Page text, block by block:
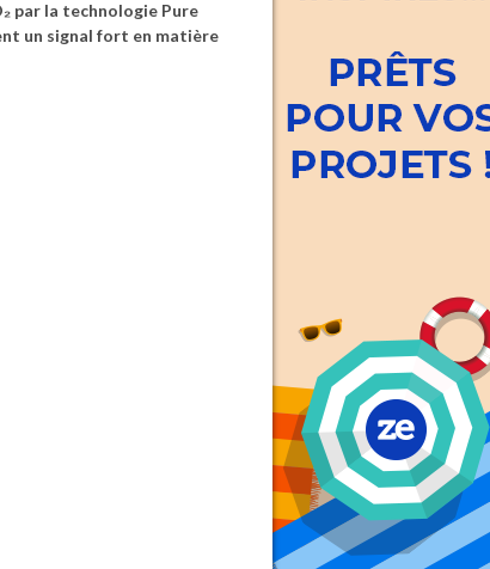
par la technologie Pure
un signal fort en matière